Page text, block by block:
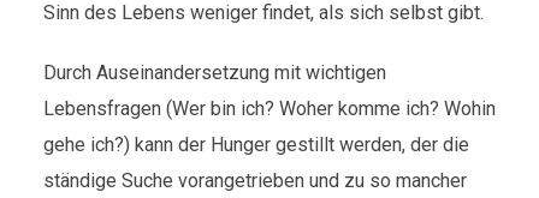
Sinn des Lebens weniger findet, als sich selbst gibt.
Durch Auseinandersetzung mit wichtigen
Lebensfragen (Wer bin ich? Woher komme ich? Wohin
gehe ich?) kann der Hunger gestillt werden, der die
ständige Suche vorangetrieben und zu so mancher